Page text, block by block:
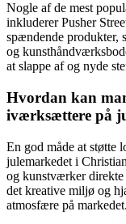
Nogle af de mest
inkluderer Pusher
spændende produkter,
og
at slappe af og nyde
Hvordan kan
iværksættere på
En god måde at støtte
julemarkedet i
og kunstværker direkte
det kreative miljø og
atmosfære på markedet.